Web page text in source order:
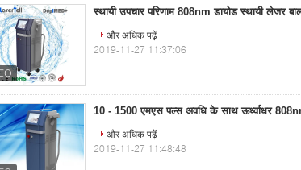
स्थायी उपचार परिणाम 808nm डायोड स्थायी लेजर
और अधिक पढ़ें
2019-11-27 11:37:06
10 - 1500 एमएस पल्स अवधि के साथ ऊर्ध्वाधर
और अधिक पढ़ें
2019-11-27 11:48:48